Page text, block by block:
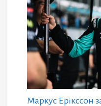
Маркус Ерікссон